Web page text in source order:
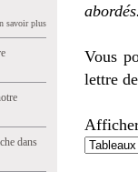
savoir plus
dans
Vous
lettre